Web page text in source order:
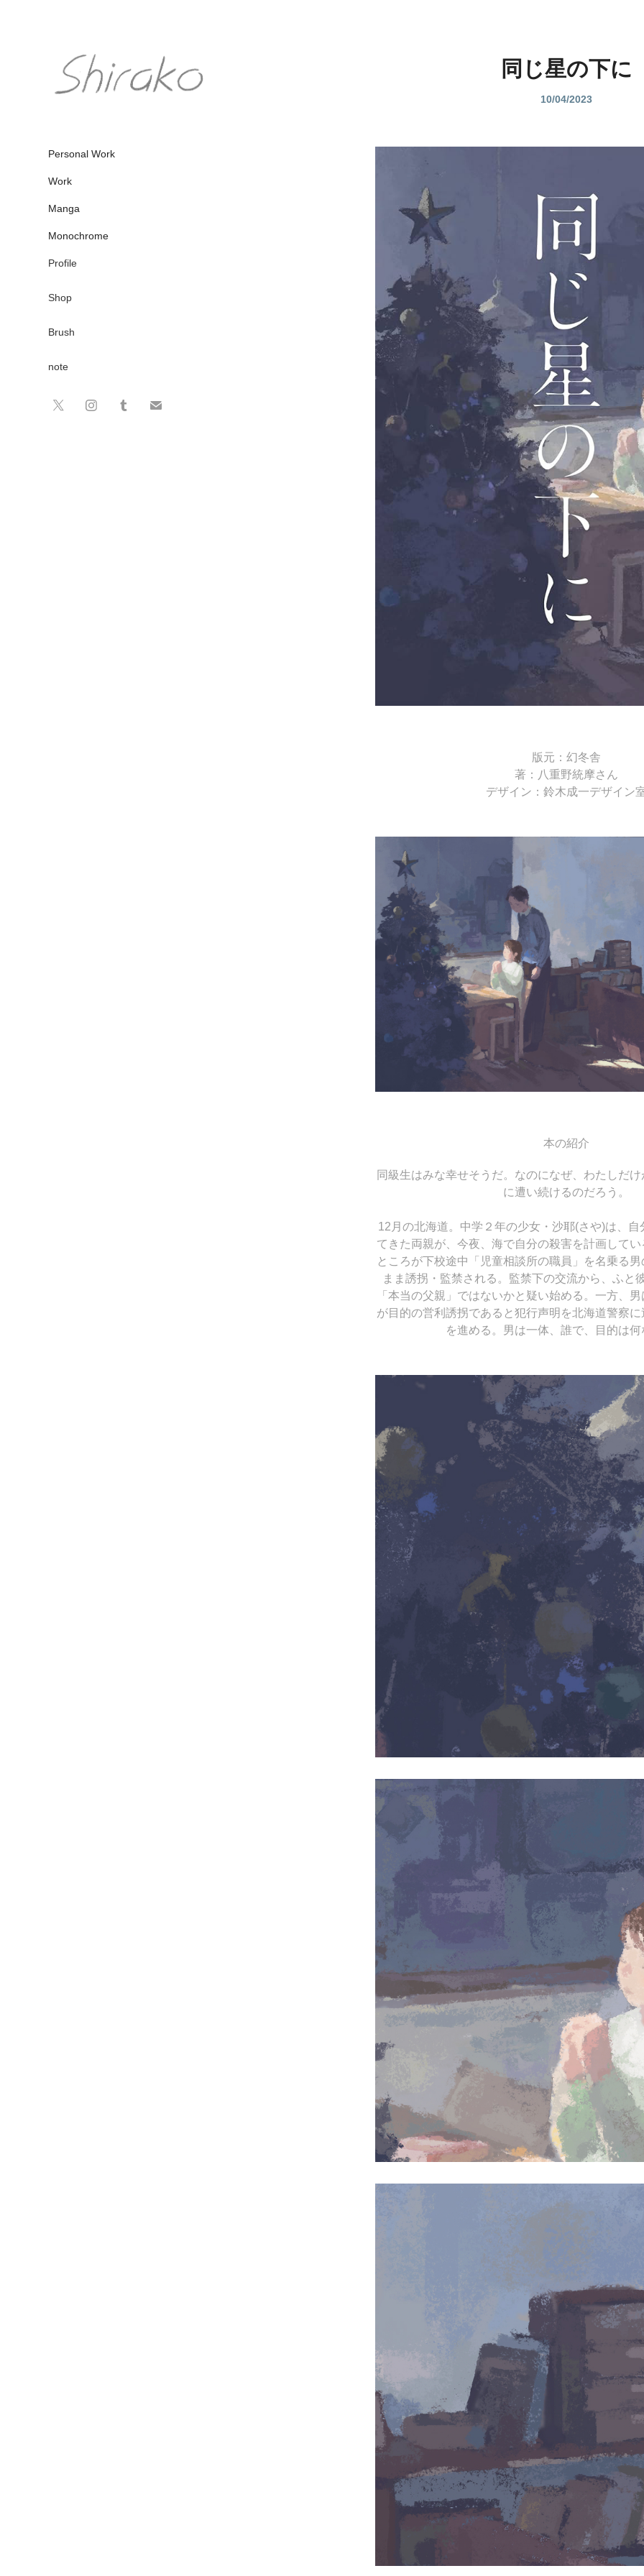
Personal Work
Work
Manga
Monochrome
Profile
Shop
Brush
note
同じ星の下に
10/04/2023
版元：幻冬舎
著：八重野統摩さん
デザイン：鈴木成一デザイン
本の紹介
同級生はみな幸せそうだ。なのになぜ、わたしだ
に遭い続けるのだろう。
12月の北海道。中学２年の少女・沙耶(さや)は、
てきた両親が、今夜、海で自分の殺害を計画して
ところが下校途中「児童相談所の職員」を名乗る
まま誘拐・監禁される。監禁下の交流から、ふと
「本当の父親」ではないかと疑い始める。一方、
が目的の営利誘拐であると犯行声明を北海道警察
を進める。男は一体、誰で、目的は